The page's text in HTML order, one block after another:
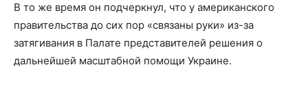
В то же время он подчеркнул, что у американского
правительства до сих пор «связаны руки» из-за
затягивания в Палате представителей решения о
дальнейшей масштабной помощи Украине.